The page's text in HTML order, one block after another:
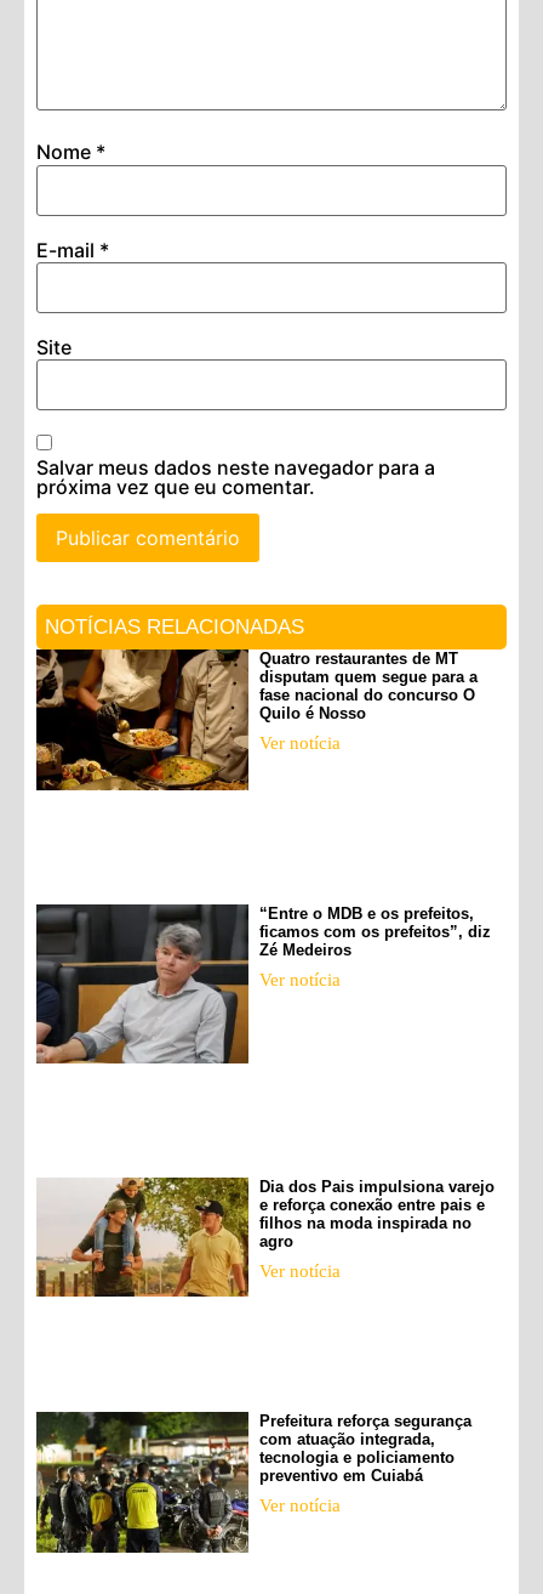
Nome *
E-mail *
Site
Salvar meus dados neste navegador para a
próxima vez que eu comentar.
NOTÍCIAS RELACIONADAS
Quatro restaurantes de MT
disputam quem segue para a
fase nacional do concurso O
Quilo é Nosso
Ver notícia
“Entre o MDB e os prefeitos,
ficamos com os prefeitos”, diz
Zé Medeiros
Ver notícia
Dia dos Pais impulsiona varejo
e reforça conexão entre pais e
filhos na moda inspirada no
agro
Ver notícia
Prefeitura reforça segurança
com atuação integrada,
tecnologia e policiamento
preventivo em Cuiabá
Ver notícia